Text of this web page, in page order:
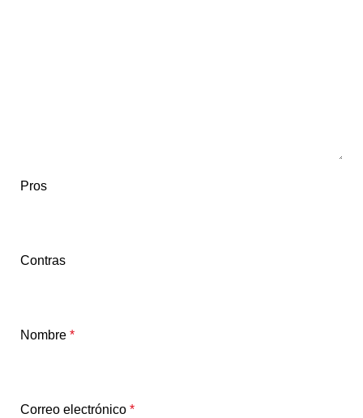
Pros
Contras
Nombre *
Correo electrónico *